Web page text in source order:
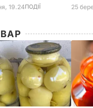
19.24ПОДІЇ 25